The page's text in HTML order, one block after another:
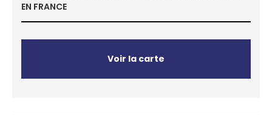
EN FRANCE
Voir la carte